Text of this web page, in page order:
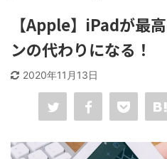
【Apple】iPadが最
ンの代わりになる！
2020年11月13日